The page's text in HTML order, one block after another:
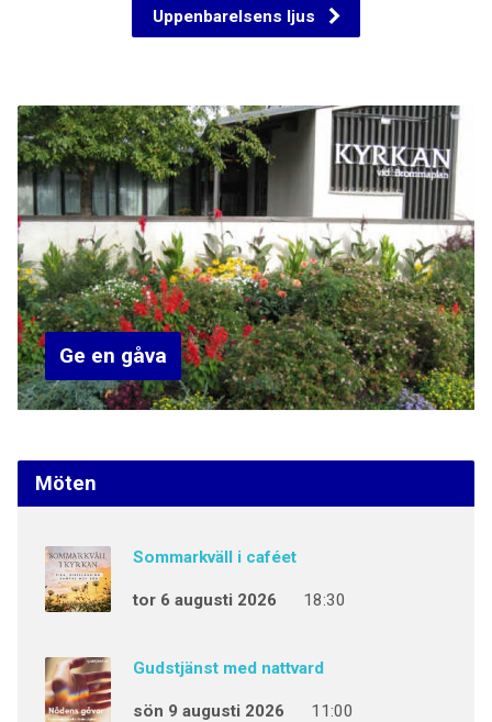
Uppenbarelsens ljus
Ge en gåva
Möten
Sommarkväll i caféet
tor 6 augusti 2026 18:30
Gudstjänst med nattvard
sön 9 augusti 2026 11:00